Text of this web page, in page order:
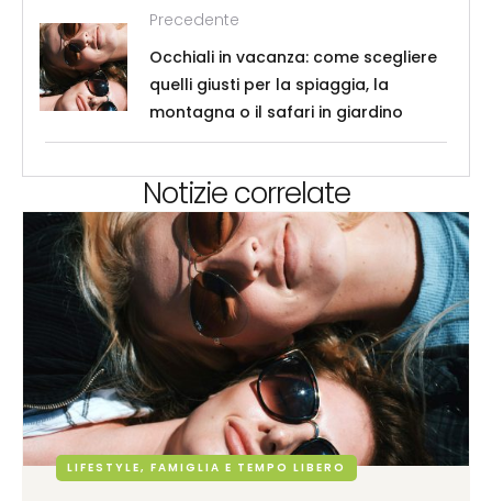
Precedente
Occhiali in vacanza: come scegliere
quelli giusti per la spiaggia, la
montagna o il safari in giardino
Notizie correlate
LIFESTYLE, FAMIGLIA E TEMPO LIBERO